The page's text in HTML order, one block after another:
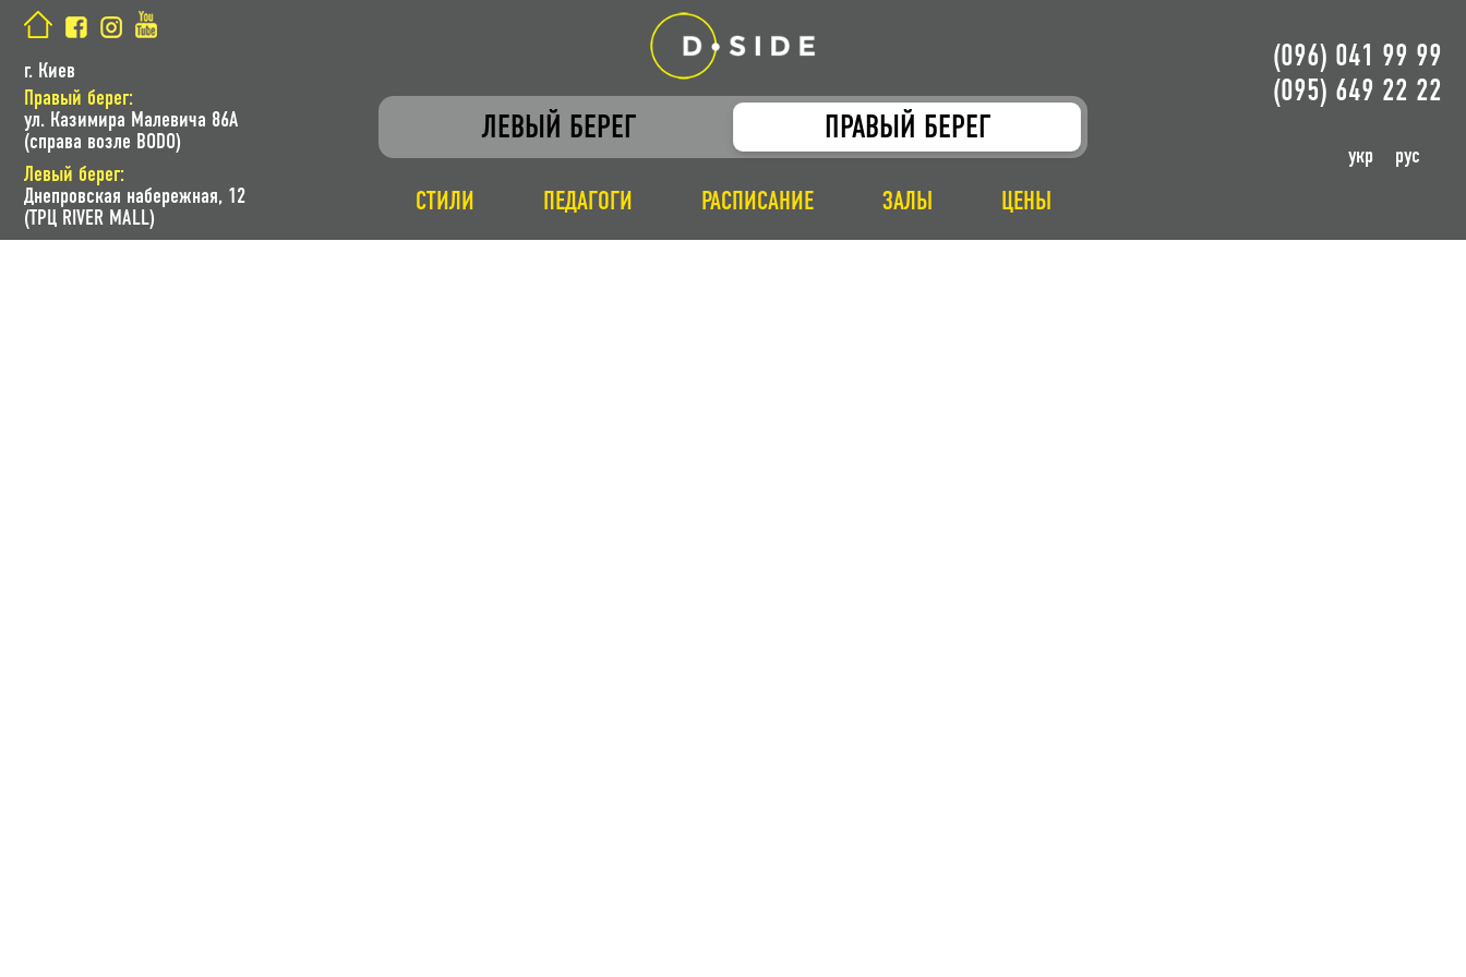
г. Киев
Правый берег:
ул. Казимира Малевича 86A
(справа возле BODO)
Левый берег:
Днепровская набережная, 12
(ТРЦ RIVER MALL)
ЛЕВЫЙ БЕРЕГ ПРАВЫЙ БЕРЕГ
(096) 041 99 99
(095) 649 22 22
укр рус
СТИЛИ ПЕДАГОГИ РАСПИСАНИЕ ЗАЛЫ ЦЕНЫ